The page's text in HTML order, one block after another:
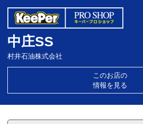
中庄SS
村井石油株式会社
このお店の
情報を見る